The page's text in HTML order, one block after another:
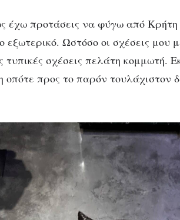
έχω προτάσεις να φύγω από
Ωστόσο οι σχέσεις μου
τυπικές σχέσεις πελάτη κομμωτή.
οπότε προς το παρόν